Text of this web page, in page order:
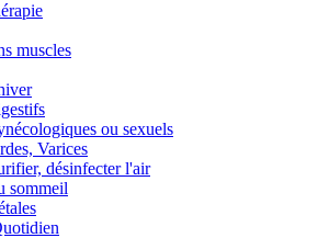
muscles
ou sexuels
Varices
désinfecter l'air
sommeil